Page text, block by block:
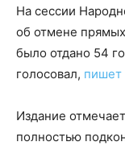
На сессии
об отмене
было отдано 54
голосовал, пишет
Издание
полностью